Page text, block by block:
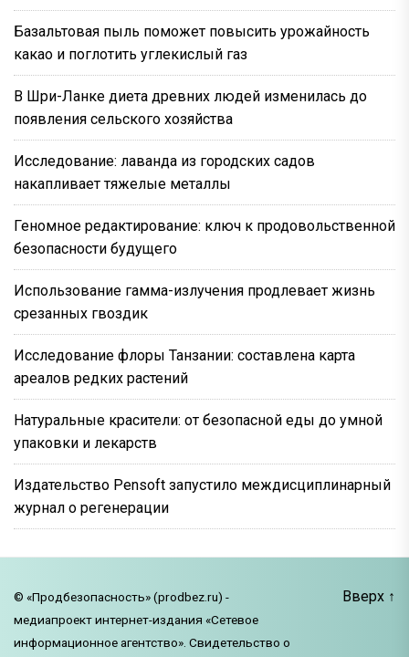
Базальтовая пыль поможет повысить урожайность
какао и поглотить углекислый газ
В Шри-Ланке диета древних людей изменилась до
появления сельского хозяйства
Исследование: лаванда из городских садов
накапливает тяжелые металлы
Геномное редактирование: ключ к продовольственной
безопасности будущего
Использование гамма-излучения продлевает жизнь
срезанных гвоздик
Исследование флоры Танзании: составлена карта
ареалов редких растений
Натуральные красители: от безопасной еды до умной
упаковки и лекарств
Издательство Pensoft запустило междисциплинарный
журнал о регенерации
© «Продбезопасность» (prodbez.ru) -
медиапроект интернет-издания «Сетевое
информационное агентство». Свидетельство о
Вверх ↑